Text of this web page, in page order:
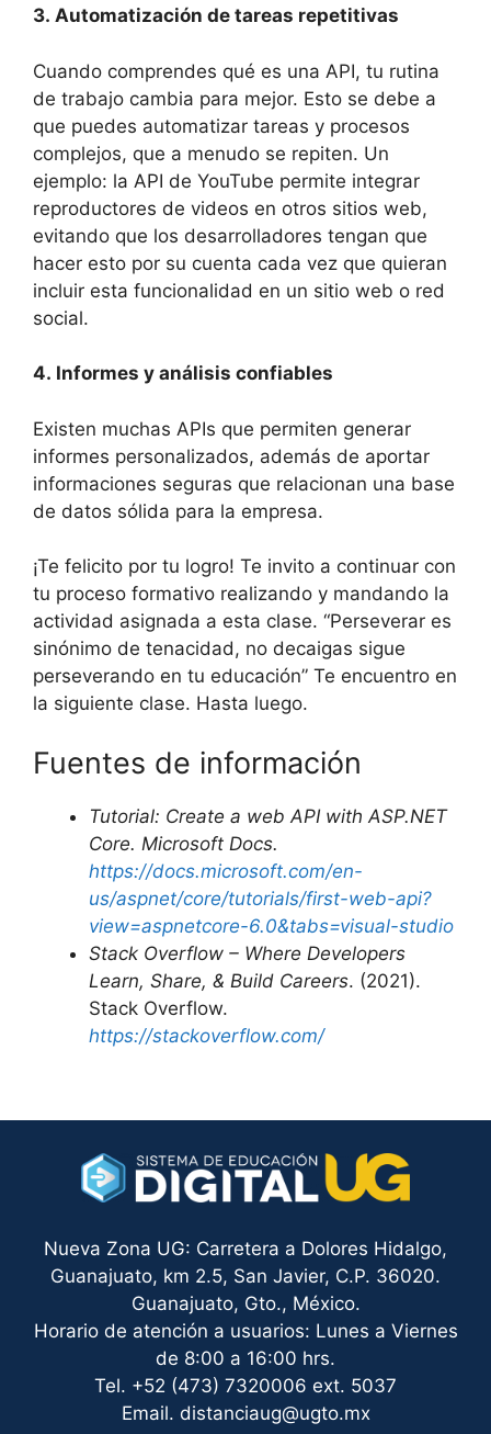
3. Automatización de tareas repetitivas
Cuando comprendes qué es una API, tu rutina
de trabajo cambia para mejor. Esto se debe a
que puedes automatizar tareas y procesos
complejos, que a menudo se repiten. Un
ejemplo: la API de YouTube permite integrar
reproductores de videos en otros sitios web,
evitando que los desarrolladores tengan que
hacer esto por su cuenta cada vez que quieran
incluir esta funcionalidad en un sitio web o red
social.
4. Informes y análisis confiables
Existen muchas APIs que permiten generar
informes personalizados, además de aportar
informaciones seguras que relacionan una base
de datos sólida para la empresa.
¡Te felicito por tu logro! Te invito a continuar con
tu proceso formativo realizando y mandando la
actividad asignada a esta clase. “Perseverar es
sinónimo de tenacidad, no decaigas sigue
perseverando en tu educación” Te encuentro en
la siguiente clase. Hasta luego.
Fuentes de información
Tutorial: Create a web API with ASP.NET
Core. Microsoft Docs.
https://docs.microsoft.com/en-
us/aspnet/core/tutorials/first-web-api?
view=aspnetcore-6.0&tabs=visual-studio
Stack Overflow – Where Developers
Learn, Share, & Build Careers. (2021).
Stack Overflow.
https://stackoverflow.com/
Nueva Zona UG: Carretera a Dolores Hidalgo,
Guanajuato, km 2.5, San Javier, C.P. 36020.
Guanajuato, Gto., México.
Horario de atención a usuarios: Lunes a Viernes
de 8:00 a 16:00 hrs.
Tel. +52 (473) 7320006 ext. 5037
Email. distanciaug@ugto.mx